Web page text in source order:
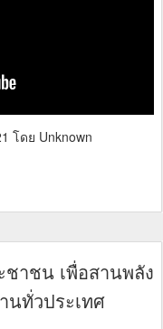
โดย Unknown
าชน เพื่อสานพลัง
ทั่วประเทศ